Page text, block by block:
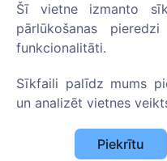
© 2013 - 2026
Šī vietne izmanto
pārlūkošanas
funkcionalitāti.
Sīkfaili palīdz mums
un analizēt vietnes
Piekrītu